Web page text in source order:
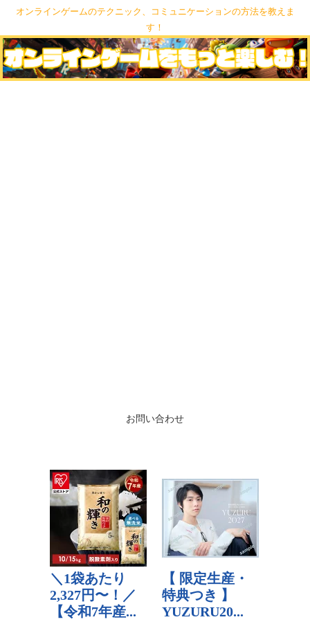
オンラインゲームのテクニック、コミュニケーションの方法を教えま
す！
お問い合わせ